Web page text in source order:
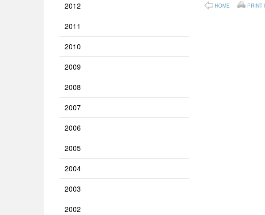
2012
2011
2010
2009
2008
2007
2006
2005
2004
2003
2002
HOME PRINT